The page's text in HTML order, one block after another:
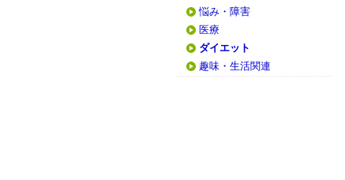
悩み・障害
医療
ダイエット
趣味・生活関連